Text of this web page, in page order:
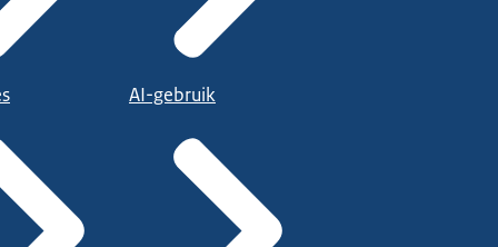
AI-gebruik